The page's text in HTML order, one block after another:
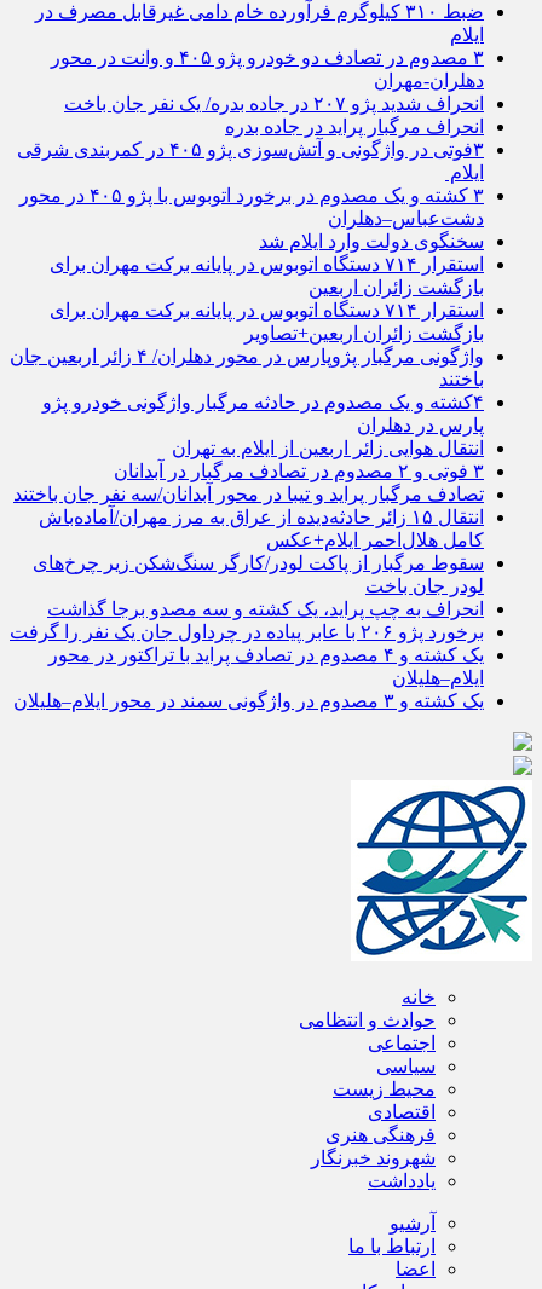
ضبط ۳۱۰ کیلوگرم فرآورده خام دامی غیرقابل مصرف در
ایلام
۳ مصدوم در تصادف دو خودرو پژو ۴۰۵ و وانت در محور
دهلران-مهران
انحراف شدید پژو ۲۰۷ در جاده بدره/ یک نفر جان باخت
انحراف مرگبار پراید در جاده بدره
۳فوتی در واژگونی و آتش‌سوزی پژو ۴۰۵ در کمربندی شرقی
ایلام
۳ کشته و یک مصدوم در برخورد اتوبوس با پژو ۴۰۵ در محور
دشت‌عباس–دهلران
سخنگوی دولت وارد ایلام شد
استقرار ۷۱۴ دستگاه اتوبوس در پایانه برکت مهران برای
بازگشت زائران اربعین
استقرار ۷۱۴ دستگاه اتوبوس در پایانه برکت مهران برای
بازگشت زائران اربعین+تصاویر
واژگونی مرگبار پژوپارس در محور دهلران/ ۴ زائر اربعین جان
باختند
۴کشته و یک مصدوم در حادثه مرگبار واژگونی خودرو پژو
پارس در دهلران
انتقال هوایی زائر اربعین از ایلام به تهران
۳ فوتی و ۲ مصدوم در تصادف مرگبار در آبدانان
تصادف مرگبار پراید و تیبا در محور آبدانان/سه نفر جان باختند
انتقال ۱۵ زائر حادثه‌دیده از عراق به مرز مهران/آماده‌باش
کامل هلال‌احمر ایلام+عکس
سقوط مرگبار از پاکت لودر/کارگر سنگ‌شکن زیر چرخ‌های
لودر جان باخت
انحراف به چپ پراید، یک کشته و سه مصدو برجا گذاشت
برخورد پژو ۲۰۶ با عابر پیاده در چرداول جان یک نفر را گرفت
یک کشته و ۴ مصدوم در تصادف پراید با تراکتور در محور
ایلام–هلیلان
یک کشته و ۳ مصدوم در واژگونی سمند در محور ایلام–هلیلان
خانه
حوادث و انتظامی
اجتماعی
سیاسی
محیط زیست
اقتصادی
فرهنگی هنری
شهروند خبرنگار
یادداشت
آرشیو
ارتباط با ما
اعضا